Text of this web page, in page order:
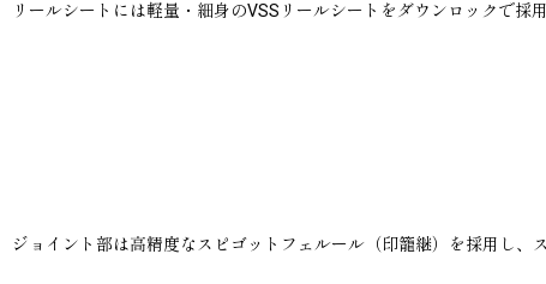
リールシートには軽量・細身のVSSリールシートをダウンロックで
ジョイント部は高精度なスピゴットフェルール（印籠継）を採用し、